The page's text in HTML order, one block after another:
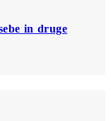
in druge